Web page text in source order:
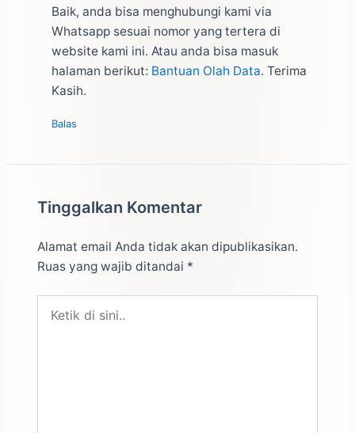
Baik, anda bisa menghubungi kami via
Whatsapp sesuai nomor yang tertera di
website kami ini. Atau anda bisa masuk
halaman berikut: Bantuan Olah Data. Terima
Kasih.
Balas
Tinggalkan Komentar
Alamat email Anda tidak akan dipublikasikan.
Ruas yang wajib ditandai *